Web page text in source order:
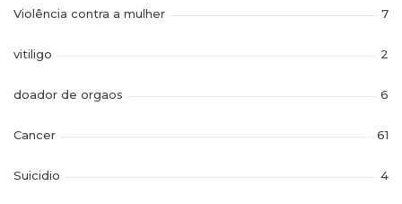
Violência contra a mulher 7
vitiligo 2
doador de orgaos 6
Cancer 61
Suicidio 4